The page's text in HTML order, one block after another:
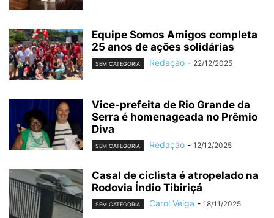
Equipe Somos Amigos completa
25 anos de ações solidárias
SEM CATEGORIA Redação - 22/12/2025
Vice-prefeita de Rio Grande da
Serra é homenageada no Prêmio
Diva
SEM CATEGORIA Redação - 12/12/2025
Casal de ciclista é atropelado na
Rodovia Índio Tibiriçá
SEM CATEGORIA Carol Veiga - 18/11/2025